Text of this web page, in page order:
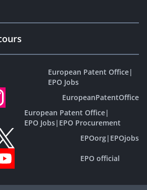
European Patent Office|
EPO Jobs
EuropeanPatentOffice
European Patent Office|
EPO Jobs| EPO Procurement
EPOorg| EPOjobs
EPO official